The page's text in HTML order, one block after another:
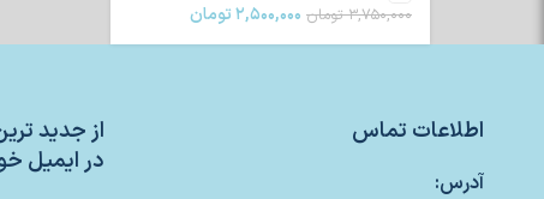
۳,۷۵۰,۰۰۰ تومان ۲,۵۰۰,۰۰۰تومان
اطلاعات تماس
آدرس:
از جدید
در ایمیل